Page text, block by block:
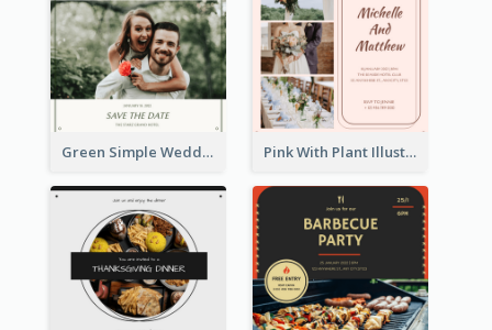
Green Simple Wedding Photo Wedding Invitation Pink With Plant Illustration Wedding Party Invitation